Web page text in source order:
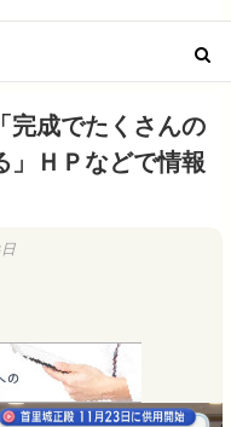
完成でたくさんの
」ＨＰなどで情報